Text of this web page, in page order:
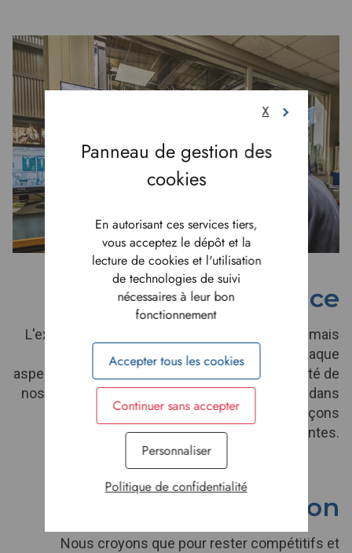
L'excellence
L'excellence n'est pas seulement un objectif, mais
un état d'esprit qui se manifeste dans chaque
aspect de notre travail. Que ce soit dans la qualité de
nos produits, la satisfaction de nos clients, ou dans
nos interactions internes, nous nous efforçons
toujours de dépasser les attentes.
L'innovation
Nous croyons que pour rester compétitifs et
X
En autorisant ces services tiers,
vous acceptez le dépôt et la
lecture de cookies et l'utilisation
de technologies de suivi
nécessaires à leur bon
fonctionnement
Accepter tous les cookies
Continuer sans accepter
Personnaliser
Politique de confidentialité